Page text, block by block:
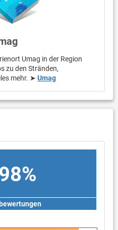
Umag in der Region
zu den Stränden,
mehr. ➤ Umag